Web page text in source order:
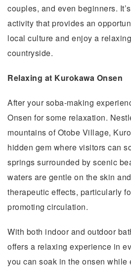
couples, and even beginners.
activity that provides an
local culture and enjoy a
countryside.
Relaxing at Kurokawa Onsen
After your soba-making
Onsen for some relaxation.
mountains of Otobe Village,
hidden gem where visitors can
springs surrounded by scenic
waters are gentle on the skin
therapeutic effects, particularly
promoting circulation.
With both indoor and outdoor
offers a relaxing experience in
you can soak in the onsen